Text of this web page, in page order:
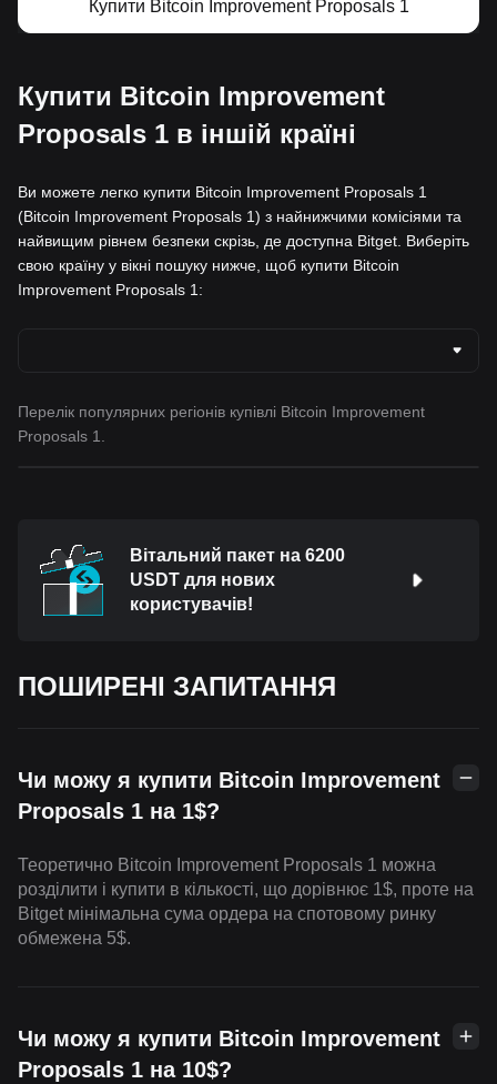
Купити Bitcoin Improvement Proposals 1
Купити Bitcoin Improvement
Proposals 1 в іншій країні
Ви можете легко купити Bitcoin Improvement Proposals 1
(Bitcoin Improvement Proposals 1) з найнижчими комісіями та
найвищим рівнем безпеки скрізь, де доступна Bitget. Виберіть
свою країну у вікні пошуку нижче, щоб купити Bitcoin
Improvement Proposals 1:
Перелік популярних регіонів купівлі Bitcoin Improvement
Proposals 1.
Вітальний пакет на 6200
USDT для нових
користувачів!
ПОШИРЕНІ ЗАПИТАННЯ
Чи можу я купити Bitcoin Improvement
Proposals 1 на 1$?
Теоретично Bitcoin Improvement Proposals 1 можна
розділити і купити в кількості, що дорівнює 1$, проте на
Bitget мінімальна сума ордера на спотовому ринку
обмежена 5$.
Чи можу я купити Bitcoin Improvement
Proposals 1 на 10$?